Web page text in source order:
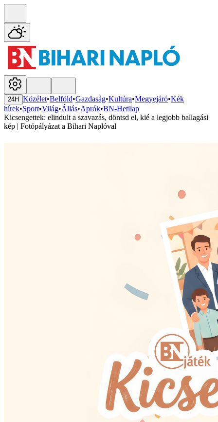
24H Közélet•Belföld•Gazdaság•Kultúra•Megyejáró•Kék
hírek•Sport•Világ•Állás•Aprók•BN-Hetilap
Kicsengettek: elindult a szavazás, döntsd el, kié a legjobb ballagási
kép | Fotópályázat a Bihari Naplóval